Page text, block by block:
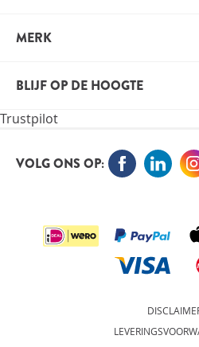
VERZENDINFORMATIE
VACATURES
MERK
ORTHOKENNIS
BLIJF OP DE HOOGTE
MELD JE NU AAN VOOR DE
AANMELDEN
Trustpilot
VOLG ONS OP: